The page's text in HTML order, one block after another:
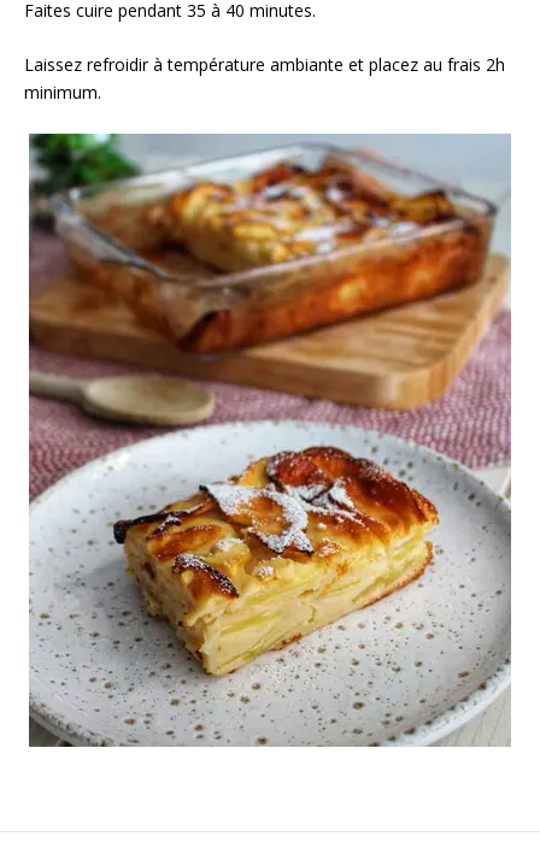
Faites cuire pendant 35 à 40 minutes.
Laissez refroidir à température ambiante et placez au frais 2h
minimum.